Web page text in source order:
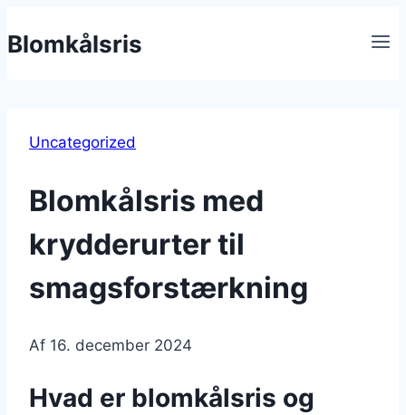
til
Blomkålsris
Uncategorized
Blomkålsris med
krydderurter til
smagsforstærkning
Af 16. december 2024
Hvad er blomkålsris og